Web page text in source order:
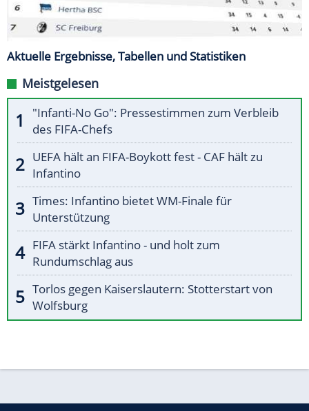
Aktuelle Ergebnisse, Tabellen und Statistiken
Meistgelesen
"Infanti-No Go": Pressestimmen zum Verbleib
des FIFA-Chefs
UEFA hält an FIFA-Boykott fest - CAF hält zu
Infantino
Times: Infantino bietet WM-Finale für
Unterstützung
FIFA stärkt Infantino - und holt zum
Rundumschlag aus
Torlos gegen Kaiserslautern: Stotterstart von
Wolfsburg